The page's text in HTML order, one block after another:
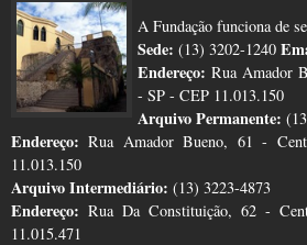
A Fundação funciona de
Sede: (13) 3202-1240
Endereço: Rua Amador
- SP - CEP 11.013.150
Arquivo Permanente:
Endereço: Rua Amador Bueno, 61 -
11.013.150
Arquivo Intermediário: (13) 3223-4873
Endereço: Rua Da Constituição, 62 -
11.015.471